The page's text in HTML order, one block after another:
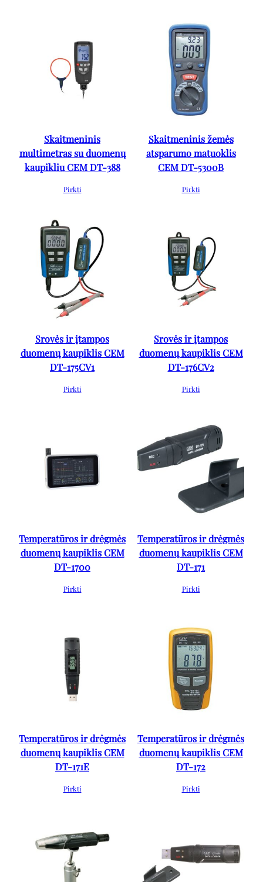
Skaitmeninis
multimetras su duomenų
kaupikliu CEM DT-388
Pirkti
Skaitmeninis žemės
atsparumo matuoklis
CEM DT-5300B
Pirkti
Srovės ir įtampos
duomenų kaupiklis CEM
DT-175CV1
Pirkti
Srovės ir įtampos
duomenų kaupiklis CEM
DT-176CV2
Pirkti
Temperatūros ir drėgmės
duomenų kaupiklis CEM
DT-1700
Pirkti
Temperatūros ir drėgmės
duomenų kaupiklis CEM
DT-171
Pirkti
Temperatūros ir drėgmės
duomenų kaupiklis CEM
DT-171E
Pirkti
Temperatūros ir drėgmės
duomenų kaupiklis CEM
DT-172
Pirkti